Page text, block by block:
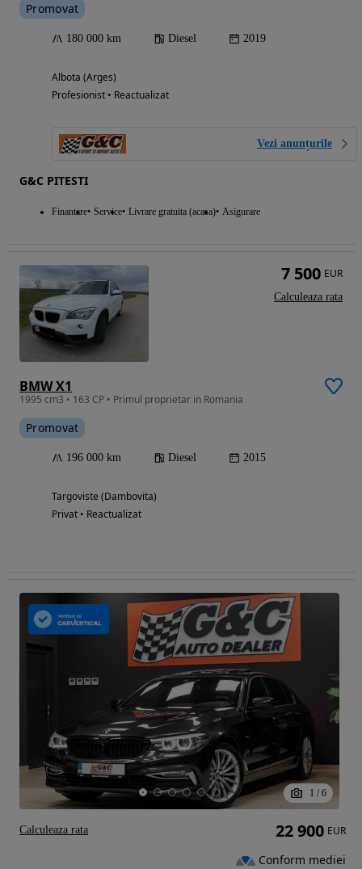
Promovat
180 000 km Diesel 2019
Albota (Arges)
Profesionist • Reactualizat
Vezi anunțurile
G&C PITESTI
Finantare Service Livrare gratuita (acasa) Asigurare
BMW X1
1995 cm3 • 163 CP • Primul proprietar in Romania
Promovat
196 000 km Diesel 2015
Targoviste (Dambovita)
Privat • Reactualizat
7 500 EUR
Calculeaza rata
1 / 6
22 900 EUR
Conform mediei
Calculeaza rata